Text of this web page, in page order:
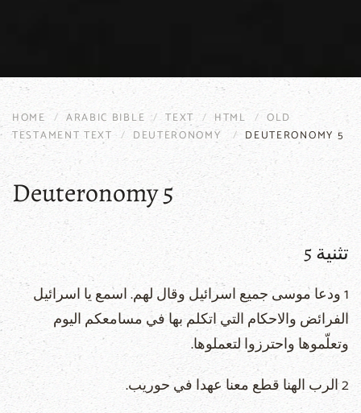
HOME ARABIC BIBLE TEXT HTML
OLD
TESTAMENT TEXT
DEUTERONOMY DEUTERONOMY 5
Deuteronomy 5
تثنية 5
1 ودعا موسى جميع اسرائيل وقال لهم. اسمع يا اسرائيل
الفرائض والاحكام التي اتكلم بها في مسامعكم اليوم
وتعلّموها واحترزوا لتعملوها.
2 الرب الهنا قطع معنا عهدا في حوريب.